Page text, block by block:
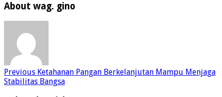
About wag. gino
Previous Ketahanan Pangan Berkelanjutan Mampu Menjaga
Stabilitas Bangsa